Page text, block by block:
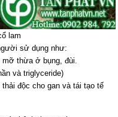
lam
sử dụng như:
mỡ thừa ở bụng, đùi.
và triglyceride)
độc cho gan và tái tạo tế